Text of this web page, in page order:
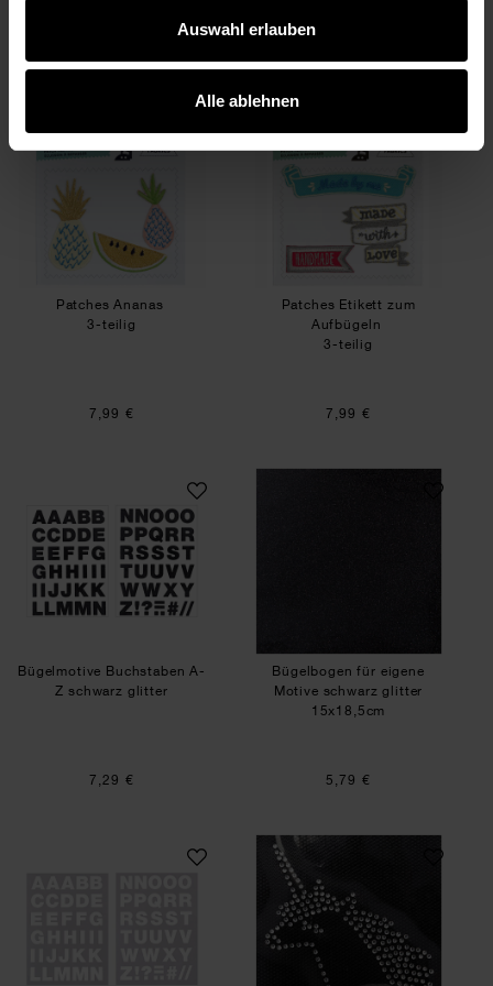
Auswahl erlauben
Alle ablehnen
Patches Ananas
Patches Ananas
3-teilig
7,99 €
Patches Etikett zum
Aufbügeln
3-teilig
7,99 €
Bügelmotive Buchstaben A-Z schwarz glitter
Bügelmotive Buchstaben A-
Z schwarz glitter
7,29 €
Bügelbogen für eigene
Motive schwarz glitter
15x18,5cm
5,79 €
Bügelmotive Buchstaben A-Z weiß